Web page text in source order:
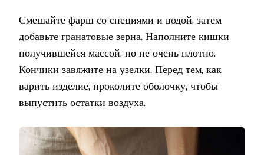
Смешайте фарш со специями и водой, затем
добавьте гранатовые зерна. Наполните кишки
получившейся массой, но не очень плотно.
Кончики завяжите на узелки. Перед тем, как
варить изделие, проколите оболочку, чтобы
выпустить остатки воздуха.